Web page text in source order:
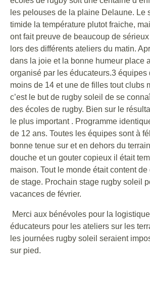
les pelouses de la plaine Delaune. Le
timide la température plutot fraiche,
ont fait preuve de beaucoup de sérieux
lors des différents ateliers du matin.
dans la joie et la bonne humeur place
organisé par les éducateurs.3 équipes
moins de 14 et une de filles tout clubs
c’est le but de rugby soleil de se
des écoles de rugby. Bien sur le
le plus important . Programme
de 12 ans. Toutes les équipes sont à
bonne tenue sur et en dehors du
douche et un gouter copieux il était
maison. Tout le monde était content
de stage. Prochain stage rugby soleil
vacances de février.
Merci aux bénévoles pour la
éducateurs pour les ateliers sur les
les journées rugby soleil seraient
sur pied.